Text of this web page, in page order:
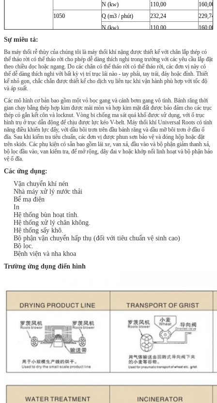
N (kw)
110,00
160,00
1050
Q (m3 / phút) 232,24
229,74
N (kw)
110,00 160,00
Sự miêu tả:
Ba máy thổi rễ thùy của chúng tôi là máy thổi khí nặng được thiết kế với chân lắp thép có
thể tháo rời có thể tháo rời cho phép dễ dàng thích nghi trong trường với các yêu cầu lắp đặt
theo chiều dọc hoặc ngang. Do các chân có thể tháo rời có thể tháo rời, các đơn vị này có
thể dễ dàng thích nghi với bất kỳ vị trí trục lái nào - tay phải, tay trái, đáy hoặc đỉnh. Thiết
kế nhỏ gọn, chắc chắn được thiết kế cho dịch vụ liên tục khi vận hành phù hợp với tốc độ
và áp suất.
Các mô hình cơ bản bao gồm một vỏ bọc gang và cánh bơm gang vô tình. Bánh răng thời
gian chạy bằng thép hợp kim được mài mòn và hợp kim mặt đất được bảo đảm cho các trục
thép có gắn kết côn và locknut. Vòng bi chống ma sát quá khổ được sử dụng, với ổ trục
hình trụ ở trục dẫn động để chịu được lực kéo V-belt. Máy thổi khí Universal Roots có tính
năng điều khiển lực đẩy, với dầu bôi trơn trên đầu bánh răng và dầu mỡ bôi trơn ở đầu ổ
đĩa. Sau khi kiểm tra tiêu chuẩn, các đơn vị được phun sơn bảo vệ và đóng hộp hoặc đặt
trên skids. Các phụ kiện có sẵn bao gồm lái xe, van xả, đầu vào và bộ phận giảm thanh xả,
bộ lọc đầu vào, van kiểm tra, đế mở rộng, dây đai v hoặc khớp nối linh hoạt và bộ phận bảo
vệ ổ đĩa.
Các ứng dụng:
Vận chuyển khí nén
Nhà máy xử lý nước thải
Bể mạ điện
In
Hệ thống bùn hoạt tính.
Hệ thống xử lý chân không.
Hệ thống sấy khô.
Bộ phận vận chuyển hấp thụ (đối với tiêu chuẩn vệ sinh cao)
Bộ lọc.
Bệnh viện và nha khoa
Trường ứng dụng điển hình